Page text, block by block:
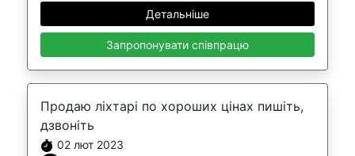
Детальніше
Запропонувати співпрацю
Продаю ліхтарі по хороших цінах пишіть,
дзвоніть
02 лют 2023